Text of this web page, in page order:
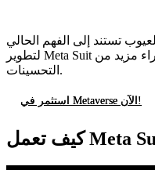
تستند إلى الفهم الحالي
لتطوير Meta Suit وقد تتطور مع تقدم التكنولوجيا وإجراء مزيد من
التحسينات.
استثمر في Metaverse الآن!